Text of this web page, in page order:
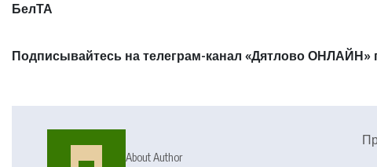
БелТА
Подписывайтесь на телеграм-канал «Дятлово ОНЛАЙН»
About Author